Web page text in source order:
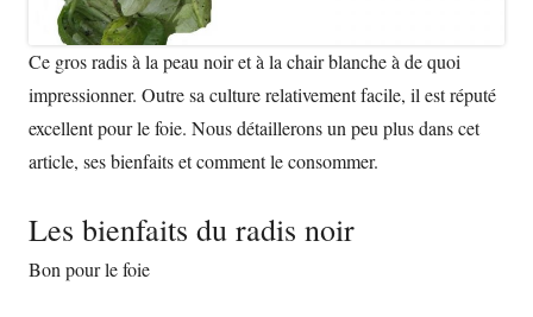
Ce gros radis à la peau noir et à la chair blanche à de quoi
impressionner. Outre sa culture relativement facile, il est réputé
excellent pour le foie. Nous détaillerons un peu plus dans cet
article, ses bienfaits et comment le consommer.
Les bienfaits du radis noir
Bon pour le foie